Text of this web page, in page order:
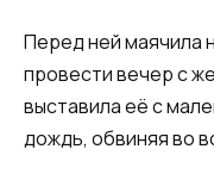
Перед ней маячила
провести вечер с
выставила её с
дождь, обвиняя во